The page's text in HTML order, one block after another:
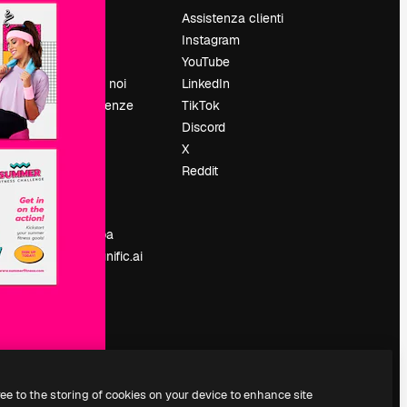
Chi siamo
Recensioni
Lavora con noi
Cerca tendenze
Eventi
Slidesgo
contenuti
Sala stampa
Cerchi magnific.ai
Assistenza clienti
Instagram
YouTube
LinkedIn
TikTok
Discord
X
Reddit
to the storing of cookies on your device to enhance site